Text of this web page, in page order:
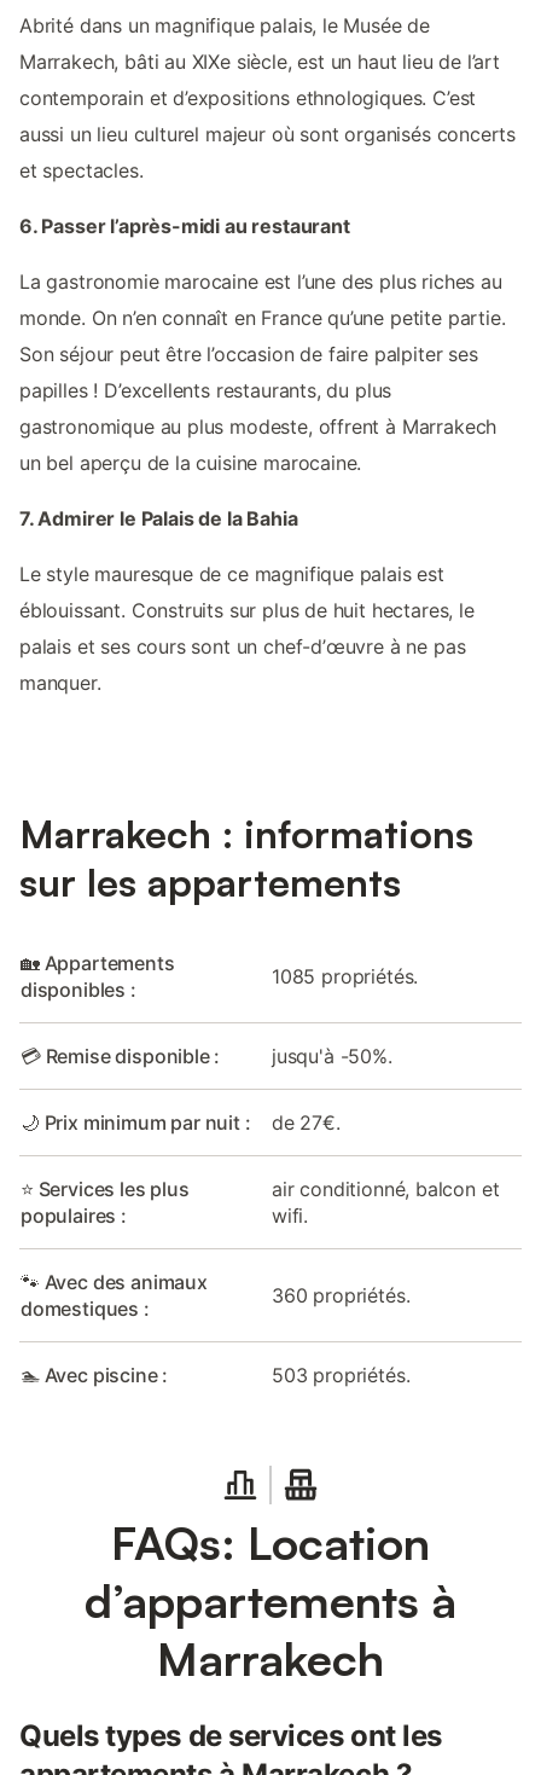
Abrité dans un magnifique palais, le Musée de
Marrakech, bâti au XIXe siècle, est un haut lieu de l’art
contemporain et d’expositions ethnologiques. C’est
aussi un lieu culturel majeur où sont organisés concerts
et spectacles.
6. Passer l’après-midi au restaurant
La gastronomie marocaine est l’une des plus riches au
monde. On n’en connaît en France qu’une petite partie.
Son séjour peut être l’occasion de faire palpiter ses
papilles ! D’excellents restaurants, du plus
gastronomique au plus modeste, offrent à Marrakech
un bel aperçu de la cuisine marocaine.
7. Admirer le Palais de la Bahia
Le style mauresque de ce magnifique palais est
éblouissant. Construits sur plus de huit hectares, le
palais et ses cours sont un chef-d’œuvre à ne pas
manquer.
Marrakech : informations
sur les appartements
🏡 Appartements
disponibles :
1085 propriétés.
💳 Remise disponible : jusqu'à -50%.
🌙 Prix minimum par nuit : de 27€.
⭐ Services les plus
populaires :
air conditionné, balcon et
wifi.
🐾 Avec des animaux
domestiques :
360 propriétés.
🏊 Avec piscine : 503 propriétés.
FAQs: Location
d’appartements à
Marrakech
Quels types de services ont les